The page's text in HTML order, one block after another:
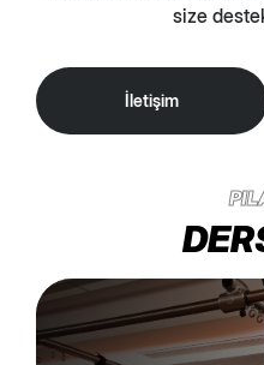
size
İletişim